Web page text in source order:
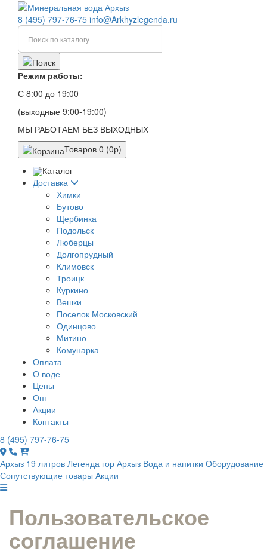
8 (495) 797-76-75 info@Arkhyzlegenda.ru
Режим работы:
С 8:00 до 19:00
(выходные 9:00-19:00)
МЫ РАБОТАЕМ БЕЗ ВЫХОДНЫХ
Товаров 0 (0р)
Каталог
Доставка
Химки
Бутово
Щербинка
Подольск
Люберцы
Долгопрудный
Климовск
Троицк
Куркино
Вешки
Поселок Московский
Одинцово
Митино
Комунарка
Оплата
О воде
Цены
Опт
Акции
Контакты
8 (495) 797-76-75
Архыз 19 литров Легенда гор Архыз Вода и напитки Оборудование
Сопутствующие товары Акции
Пользовательское
соглашение